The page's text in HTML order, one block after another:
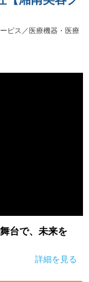
ビス／医療機器・医療
台で、未来を
詳細を見る